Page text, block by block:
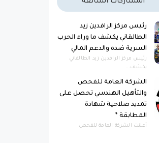
رئيس مركز الرافدين زيد
الطالقاني يكشف ما وراء الحرب
السرية ضده والدعم المالي
رئيس مركز الرافدين زيد الطالقاني
يكشف...
الشركة العامة للفحص
والتأهيل الهندسي تحصل على
تمديد صلاحية شهادة
المطابقة *
أعلنت الشركة العامة للفحص